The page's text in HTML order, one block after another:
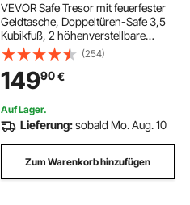
VEVOR Safe Tresor mit feuerfester
Geldtasche, Doppeltüren-Safe 3,5
Kubikfuß, 2 höhenverstellbare
Trennwände, digitaler Möbeltresor
mit Schlüssel, Code, Safe für Geld
Schmuck Wertsachen, Schwarz
(254)
14990€
Auf Lager.
Lieferung:sobald Mo. Aug. 10
Zum Warenkorb hinzufügen